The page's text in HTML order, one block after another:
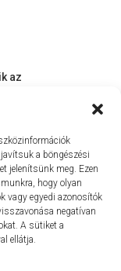
a böngészési
jelenítsünk meg. Ezen
hogy olyan
vagy egyedi azonosítók
negatívan
A sütiket a
ellátja.
az
VEVŐI